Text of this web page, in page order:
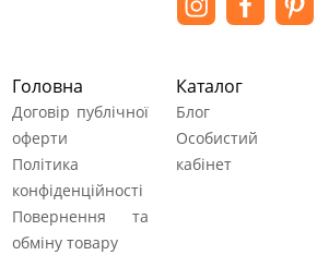
Головна
Договір публічної
оферти
Політика
конфіденційності
Повернення та
обміну товару
Каталог
Блог
Особистий
кабінет